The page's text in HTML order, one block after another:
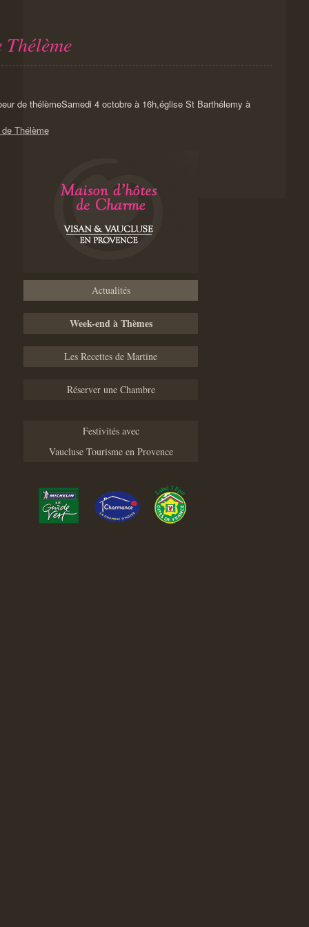
Samedi 4 octobre à 16h,église St Barthélemy à
Thélème
Actualités
Week-end à Thèmes
Les Recettes de Martine
Réserver une Chambre
Festivités avec
Vaucluse Tourisme en Provence